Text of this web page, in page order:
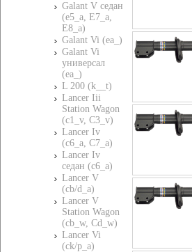
Galant V седан
(e5_a, E7_a,
E8_a)
Galant Vi (ea_)
Galant Vi
универсал
(ea_)
L 200 (k__t)
Lancer Iii
Station Wagon
(c1_v, C3_v)
Lancer Iv
(c6_a, C7_a)
Lancer Iv
седан (c6_a)
Lancer V
(cb/d_a)
Lancer V
Station Wagon
(cb_w, Cd_w)
Lancer Vi
(ck/p_a)